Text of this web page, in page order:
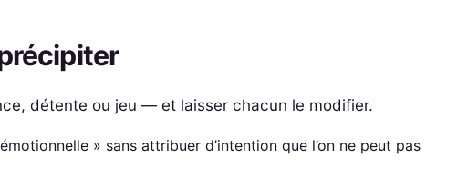
détente ou jeu — et laisser chacun le modifier.
» sans attribuer d’intention que l’on ne peut pas